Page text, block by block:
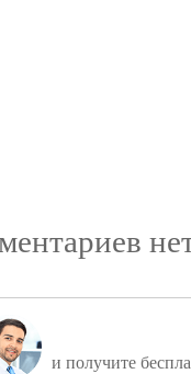
и получите